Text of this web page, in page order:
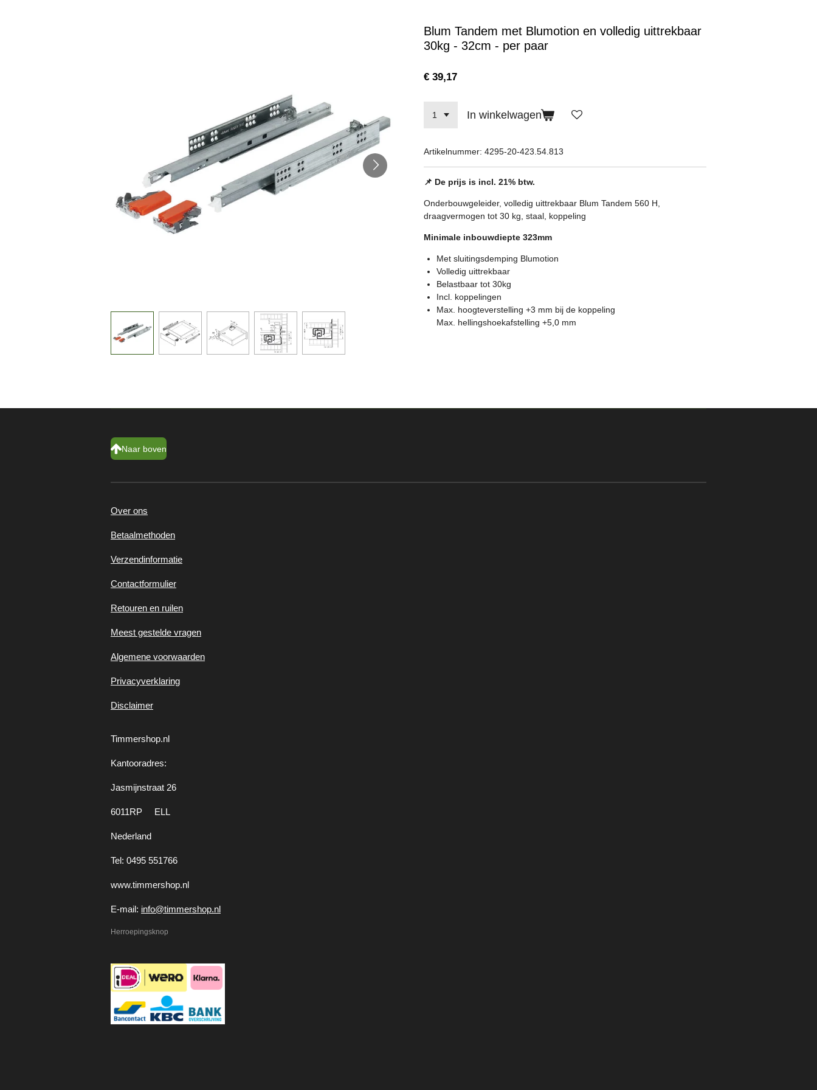
Blum Tandem met Blumotion en volledig uittrekbaar
30kg - 32cm - per paar
€ 39,17
In winkelwagen
Artikelnummer: 4295-20-423.54.813
📌 De prijs is incl. 21% btw.
Onderbouwgeleider, volledig uittrekbaar Blum Tandem 560 H,
draagvermogen tot 30 kg, staal, koppeling
Minimale inbouwdiepte 323mm
Met sluitingsdemping Blumotion
Volledig uittrekbaar
Belastbaar tot 30kg
Incl. koppelingen
Max. hoogteverstelling +3 mm bij de koppeling
Max. hellingshoekafstelling +5,0 mm
Naar boven
Over ons
Betaalmethoden
Verzendinformatie
Contactformulier
Retouren en ruilen
Meest gestelde vragen
Algemene voorwaarden
Privacyverklaring
Disclaimer
Timmershop.nl
Kantooradres:
Jasmijnstraat 26
6011RP ELL
Nederland
Tel: 0495 551766
www.timmershop.nl
E-mail: info@timmershop.nl
Herroepingsknop